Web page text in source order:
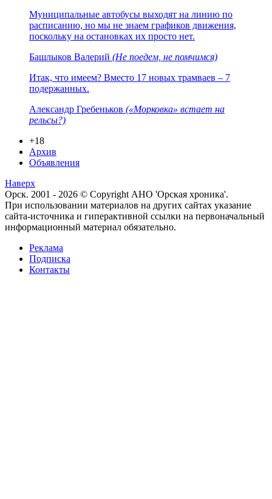
Муниципальные автобусы выходят на линию по
расписанию, но мы не знаем графиков движения,
поскольку на остановках их просто нет.
Башлыков Валерий (Не поедем, не помчимся)
Итак, что имеем? Вместо 17 новых трамваев – 7
подержанных.
Александр Гребеньков («Морковка» встает на
рельсы?)
+18
Архив
Объявления
Наверх
Орск. 2001 - 2026 © Copyright АНО 'Орская хроника'.
При использовании материалов на других сайтах указание
сайта-источника и гиперактивной ссылки на первоначальный
информационный материал обязательно.
Реклама
Подписка
Контакты